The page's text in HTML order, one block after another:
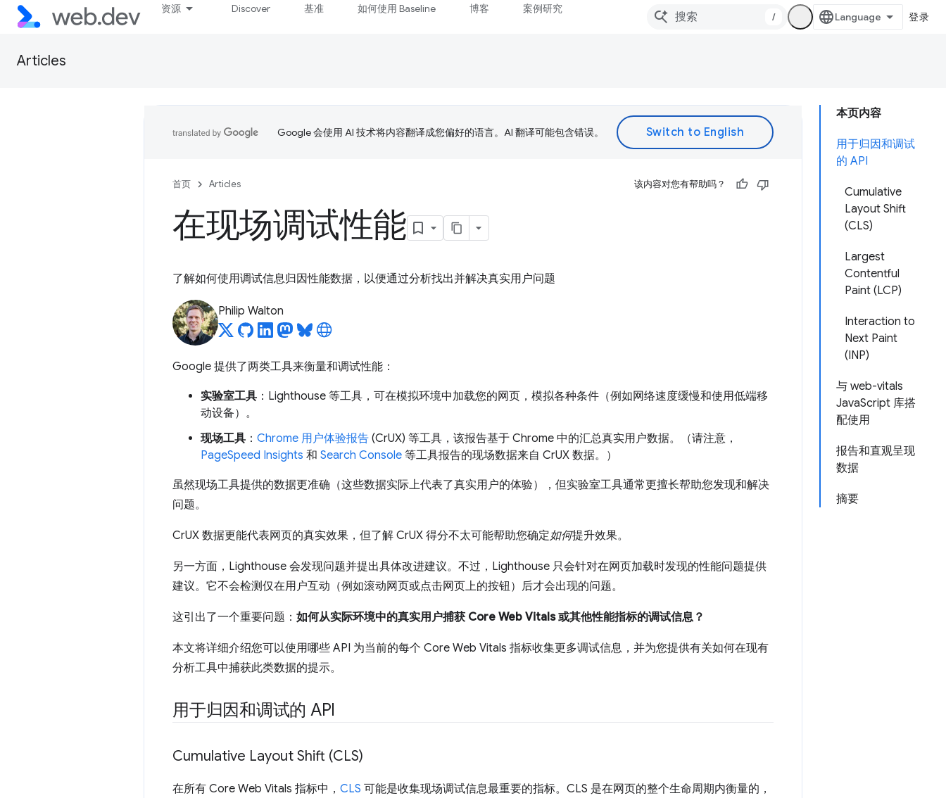
资源 Discover 基准 如何使用 Baseline 博客 案例研究
/ 登录
Articles
本页内容
用于归因和调试
的 API
Cumulative
Layout Shift
(CLS)
Largest
Contentful
Paint (LCP)
Interaction to
Next Paint
(INP)
与 web-vitals
JavaScript 库搭
配使用
报告和直观呈现
数据
摘要
Google 会使用 AI 技术将内容翻译成您偏好的语言。AI 翻译可能包含错误。
首页 Articles 该内容对您有帮助吗？
在现场调试性能
了解如何使用调试信息归因性能数据，以便通过分析找出并解决真实用户问题
Philip Walton
Google 提供了两类工具来衡量和调试性能：
实验室工具 ：Lighthouse 等工具，可在模拟环境中加载您的网页，模拟各种条件（例如网络速度缓慢和使用低端移
动设备）。
现场工具 ： Chrome 用户体验报告 (CrUX) 等工具，该报告基于 Chrome 中的汇总真实用户数据。（请注意，
PageSpeed Insights 和 Search Console 等工具报告的现场数据来自 CrUX 数据。）
虽然现场工具提供的数据更准确（这些数据实际上代表了真实用户的体验），但实验室工具通常更擅长帮助您发现和解决
问题。
CrUX 数据更能代表网页的真实效果，但了解 CrUX 得分不太可能帮助您确定如何提升效果。
另一方面，Lighthouse 会发现问题并提出具体改进建议。不过，Lighthouse 只会针对在网页加载时发现的性能问题提供
建议。它不会检测仅在用户互动（例如滚动网页或点击网页上的按钮）后才会出现的问题。
这引出了一个重要问题： 如何从实际环境中的真实用户捕获 Core Web Vitals 或其他性能指标的调试信息？
本文将详细介绍您可以使用哪些 API 为当前的每个 Core Web Vitals 指标收集更多调试信息，并为您提供有关如何在现有
分析工具中捕获此类数据的提示。
用于归因和调试的 API
Cumulative Layout Shift (CLS)
在所有 Core Web Vitals 指标中， CLS 可能是收集现场调试信息最重要的指标。CLS 是在网页的整个生命周期内衡量的，